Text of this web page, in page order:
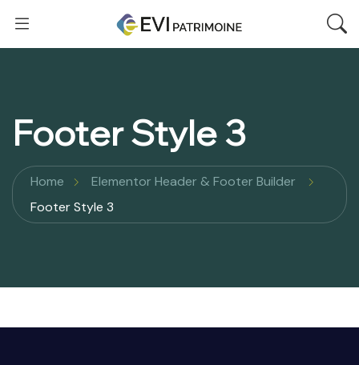
Footer Style 3
Home
Elementor Header & Footer Builder
Footer Style 3